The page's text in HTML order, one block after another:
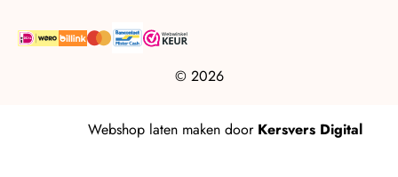
© 2026
Webshop laten maken door Kersvers Digital